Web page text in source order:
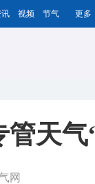
讯 视频 节气 更多
管天气
网